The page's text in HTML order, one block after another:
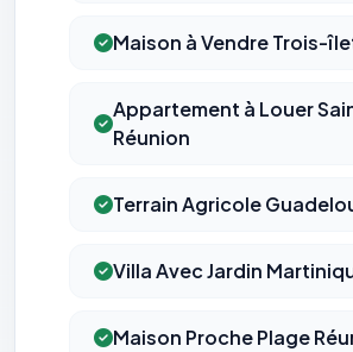
Maison à Vendre Trois-
Appartement à Louer
Réunion
Terrain Agricole
Villa Avec Jardin
Maison Proche Plage